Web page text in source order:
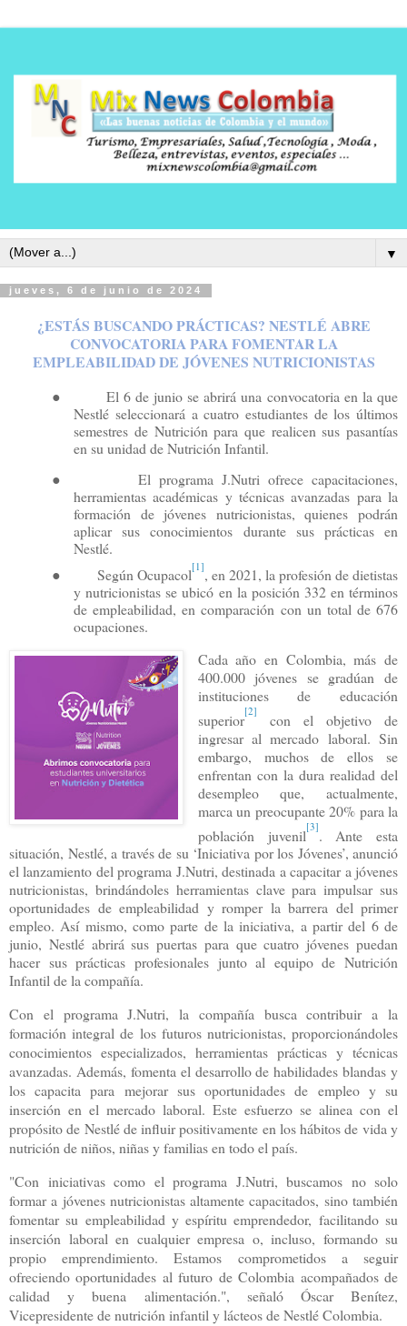
▼
jueves, 6 de junio de 2024
¿ESTÁS BUSCANDO PRÁCTICAS? NESTLÉ ABRE
CONVOCATORIA PARA FOMENTAR LA
EMPLEABILIDAD DE JÓVENES NUTRICIONISTAS
●
El 6 de junio se abrirá una convocatoria en la que
Nestlé seleccionará a cuatro estudiantes de los últimos
semestres de Nutrición para que realicen sus pasantías
en su unidad de Nutrición Infantil.
●
El programa J.Nutri ofrece capacitaciones,
herramientas académicas y técnicas avanzadas para la
formación de jóvenes nutricionistas, quienes podrán
aplicar sus conocimientos durante sus prácticas en
Nestlé.
●
Según Ocupacol[1], en 2021, la profesión de dietistas
y nutricionistas se ubicó en la posición 332 en términos
de empleabilidad, en comparación con un total de 676
ocupaciones.
Cada año en Colombia, más de
400.000 jóvenes se gradúan de
instituciones de educación
superior[2]
con el objetivo de
ingresar al mercado laboral. Sin
embargo, muchos de ellos se
enfrentan con la dura realidad del
desempleo que, actualmente,
marca un preocupante 20% para la
población juvenil[3]. Ante esta
situación, Nestlé, a través de su ‘Iniciativa por los Jóvenes’, anunció
el lanzamiento del programa J.Nutri, destinada a capacitar a jóvenes
nutricionistas, brindándoles herramientas clave para impulsar sus
oportunidades de empleabilidad y romper la barrera del primer
empleo. Así mismo, como parte de la iniciativa, a partir del 6 de
junio, Nestlé abrirá sus puertas para que cuatro jóvenes puedan
hacer sus prácticas profesionales junto al equipo de Nutrición
Infantil de la compañía.
Con el programa J.Nutri, la compañía busca contribuir a la
formación integral de los futuros nutricionistas, proporcionándoles
conocimientos especializados, herramientas prácticas y técnicas
avanzadas. Además, fomenta el desarrollo de habilidades blandas y
los capacita para mejorar sus oportunidades de empleo y su
inserción en el mercado laboral. Este esfuerzo se alinea con el
propósito de Nestlé de influir positivamente en los hábitos de vida y
nutrición de niños, niñas y familias en todo el país.
"Con iniciativas como el programa J.Nutri, buscamos no solo
formar a jóvenes nutricionistas altamente capacitados, sino también
fomentar su empleabilidad y espíritu emprendedor, facilitando su
inserción laboral en cualquier empresa o, incluso, formando su
propio emprendimiento. Estamos comprometidos a seguir
ofreciendo oportunidades al futuro de Colombia acompañados de
calidad y buena alimentación.", señaló Óscar Benítez,
Vicepresidente de nutrición infantil y lácteos de Nestlé Colombia.